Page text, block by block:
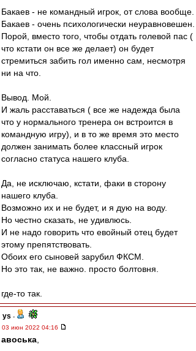
Бакаев - не командный игрок, от слова вообще.
Бакаев - очень психологически неуравновешен.
Порой, вместо того, чтобы отдать голевой пас (
что кстати он все же делает) он будет
стремиться забить гол именно сам, несмотря
ни на что.
Вывод. Мой.
И жаль расставаться ( все же надежда была
что у нормального тренера он встроится в
командную игру), и в то же время это место
должен занимать более классный игрок
согласно статуса нашего клуба.
Да, не исключаю, кстати, факи в сторону
нашего клуба.
Возможно их и не будет, и я дую на воду.
Но честно сказать, не удивлюсь.
И не надо говорить что евойный отец будет
этому препятствовать.
Обоих его сыновей зарубил ФКСМ.
Но это так, не важно. просто болтовня.
где-то так.
ys -
03 июн 2022 04:16
авоська